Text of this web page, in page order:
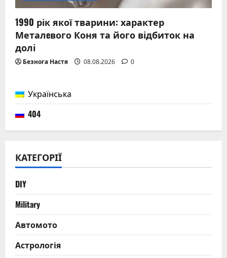
1990 рік якої тварини: характер
Металeвого Коня та його відбиток на
долі
Безнога Настя 08.08.2026 0
Українська
404
КАТЕГОРІЇ
DIY
Military
Автомото
Астрологія